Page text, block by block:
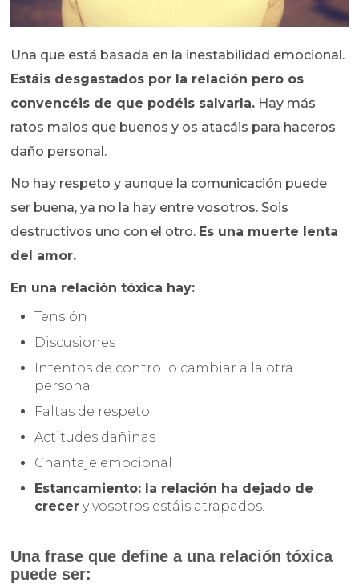
Una que está basada en la inestabilidad emocional.
Estáis desgastados por la relación pero os
convencéis de que podéis salvarla. Hay más
ratos malos que buenos y os atacáis para haceros
daño personal.
No hay respeto y aunque la comunicación puede
ser buena, ya no la hay entre vosotros. Sois
destructivos uno con el otro. Es una muerte lenta
del amor.
En una relación tóxica hay:
Tensión
Discusiones
Intentos de control o cambiar a la otra
persona
Faltas de respeto
Actitudes dañinas
Chantaje emocional
Estancamiento: la relación ha dejado de
crecer y vosotros estáis atrapados.
Una frase que define a una relación tóxica
puede ser: